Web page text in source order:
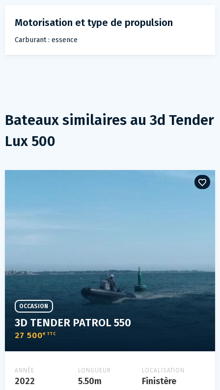
Motorisation et type de propulsion
Carburant : essence
Bateaux similaires au 3d Tender
Lux 500
3D TENDER PATROL 550
27 500€ TTC
OCCASION
ANNÉE
2022
LONGUEUR
5.50m
LOCALISATION
Finistère